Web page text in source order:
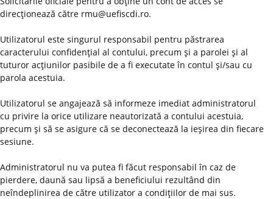
direcţionează către rmu@uefiscdi.ro.
Utilizatorul este singurul responsabil pentru păstrarea
caracterului confidenţial al contului, precum şi a parolei şi al
tuturor acţiunilor pasibile de a fi executate în contul şi/sau cu
parola acestuia.
Utilizatorul se angajează să informeze imediat administratorul
cu privire la orice utilizare neautorizată a contului acestuia,
precum şi să se asigure că se deconectează la ieşirea din fiecare
sesiune.
Administratorul nu va putea fi făcut responsabil în caz de
pierdere, daună sau lipsă a beneficiului rezultând din
neîndeplinirea de către utilizator a condiţiilor de mai sus.